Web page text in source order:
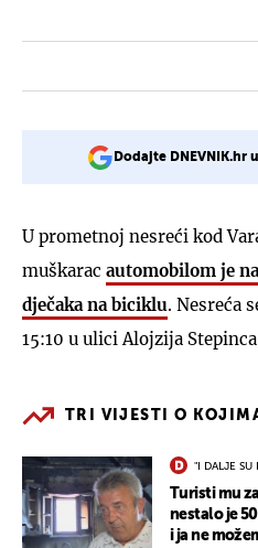
Dodajte
U prometnoj nesreći kod
muškarac automobilom je
dječaka na biciklu. Nesreća
15:10 u ulici Alojzija
TRI VIJESTI O
"I DALJE SU
Turisti mu
nestalo je
i ja ne